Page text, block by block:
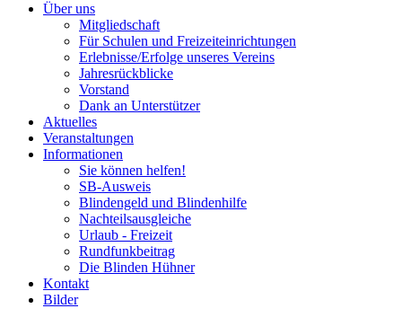
Über uns
Mitgliedschaft
Für Schulen und Freizeiteinrichtungen
Erlebnisse/Erfolge unseres Vereins
Jahresrückblicke
Vorstand
Dank an Unterstützer
Aktuelles
Veranstaltungen
Informationen
Sie können helfen!
SB-Ausweis
Blindengeld und Blindenhilfe
Nachteilsausgleiche
Urlaub - Freizeit
Rundfunkbeitrag
Die Blinden Hühner
Kontakt
Bilder